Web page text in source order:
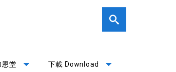
恩堂 arrow_drop_down 下載 Download arrow_drop_down